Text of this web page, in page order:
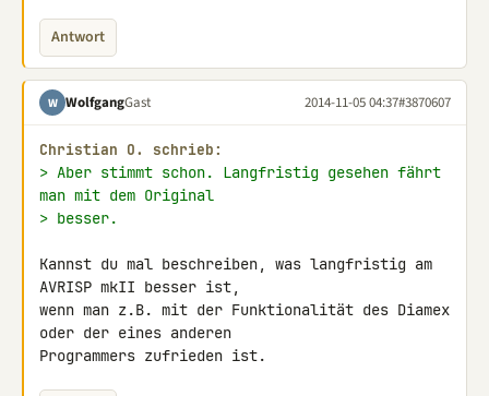
Antwort
W WolfgangGast 2014-11-05 04:37#3870607
Christian O. schrieb:
> Aber stimmt schon. Langfristig gesehen fährt
man mit dem Original
> besser.
Kannst du mal beschreiben, was langfristig am
AVRISP mkII besser ist,
wenn man z.B. mit der Funktionalität des Diamex
oder der eines anderen
Programmers zufrieden ist.